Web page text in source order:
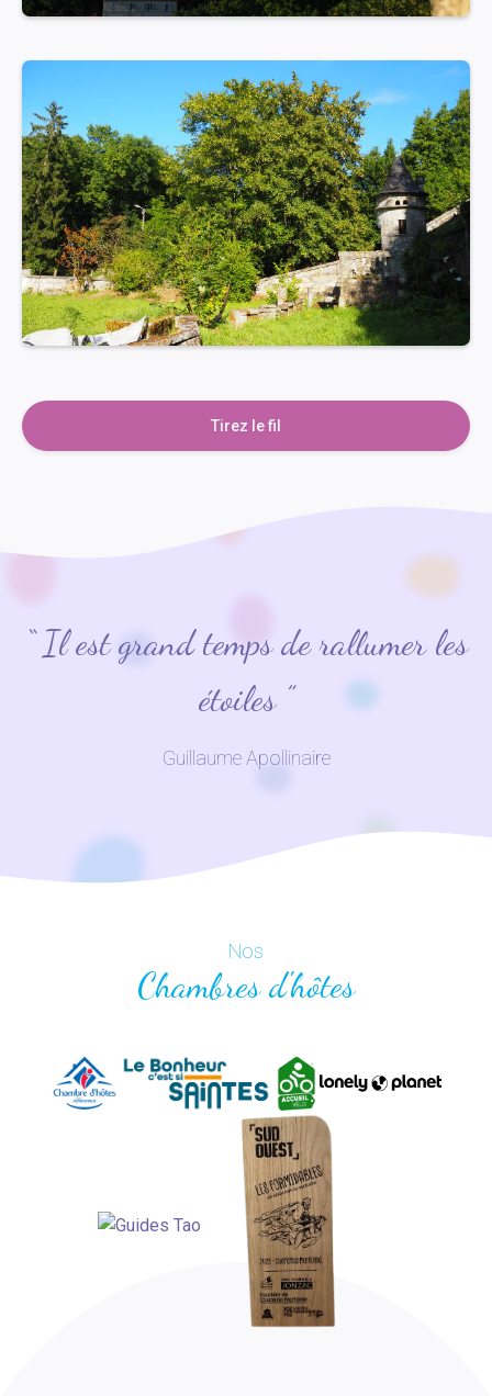
Tirez le fil
“ Il est grand temps de rallumer les
étoiles ”
Guillaume Apollinaire
Nos
Chambres d'hôtes